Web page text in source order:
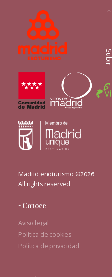
Madrid enoturismo ©2026
All rights reserved
- Conoce
Aviso legal
Política de cookies
Política de privacidad
Subir